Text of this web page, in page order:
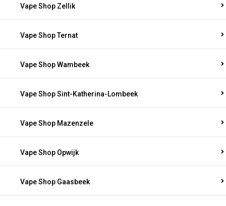
Vape Shop Zellik
Vape Shop Ternat
Vape Shop Wambeek
Vape Shop Sint-Katherina-Lombeek
Vape Shop Mazenzele
Vape Shop Opwijk
Vape Shop Gaasbeek